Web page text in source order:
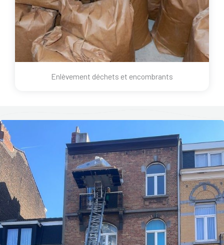
Enlèvement déchets et encombrants